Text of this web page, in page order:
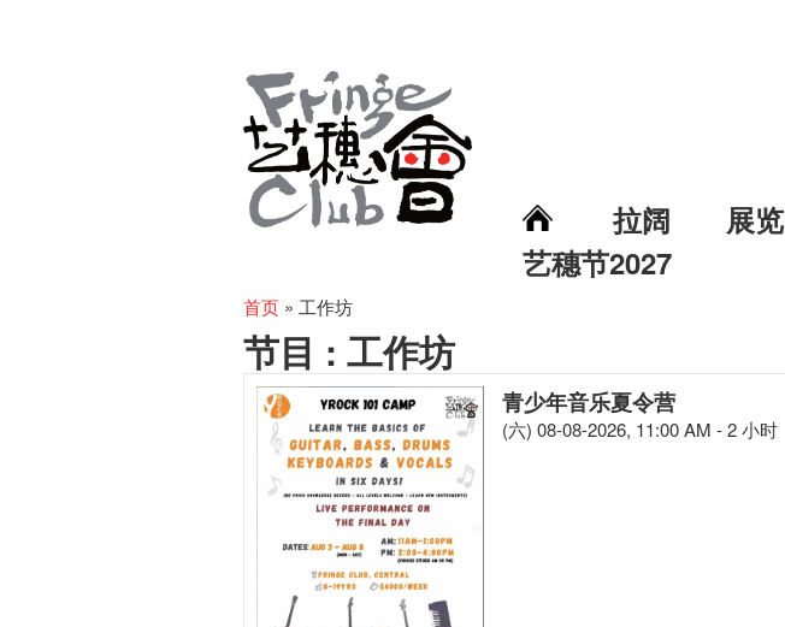
拉阔 展览
艺穗节2027
首页 » 工作坊
节目 : 工作坊
青少年音乐夏令营
(六) 08-08-2026, 11:00 AM - 2 小时